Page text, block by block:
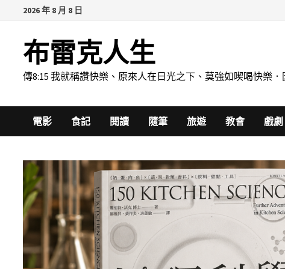
content
2026 年 8 月 8 日
布雷克人生
傳8:15 我就稱讚快樂、原來人在日光之下、莫強如喫喝快樂
電影 食記 閱讀 隨筆 旅遊 教會 戲劇